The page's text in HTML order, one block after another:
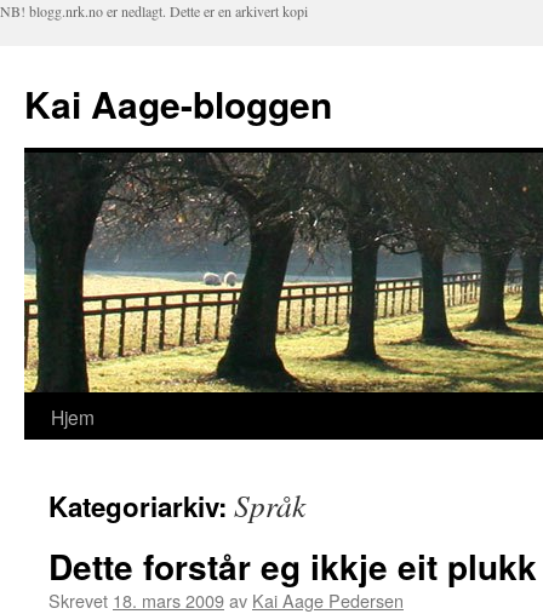
NB! blogg.nrk.no er nedlagt. Dette er en arkivert kopi
Kai Aage-bloggen
Hopp
innhold
Hjem
Kategoriarkiv: Språk
Dette forstår eg ikkje eit
Skrevet 18. mars 2009av Kai Aage Pedersen